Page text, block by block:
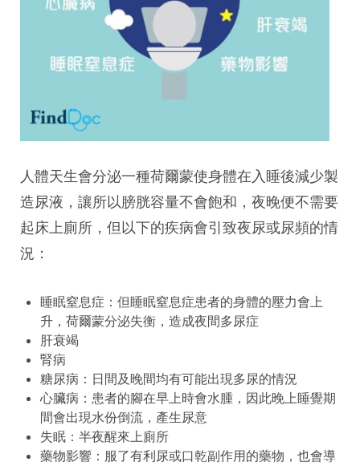
人體天生會分泌一種荷爾蒙使身體在入睡後減少製
造尿液，讓所以膀胱容量不會飽和，夜晚便不需要
起床上廁所，但以下的疾病會引致夜尿或尿頻的情
況：
睡眠窒息症：但睡眠窒息症患者的身體的壓力會上
升，荷爾蒙分泌失衡，造成夜間多尿症
肝衰竭
腎病
糖尿病：日間及晚間均有可能出現多尿的情況
心臟病：患者的腳在早上時會水腫，因此晚上睡覺期
間會出現水份倒流，產生尿意
失眠：半夜醒來上廁所
藥物影響：服了有利尿或口乾副作用的藥物，也會導